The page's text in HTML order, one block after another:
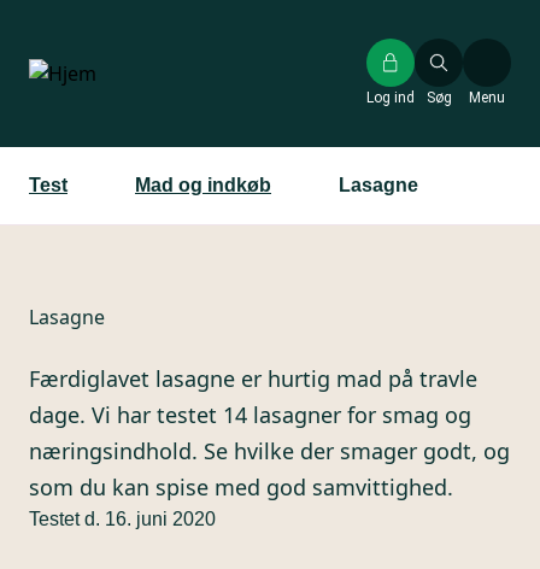
hovedindhold
Søg
Log ind Menu
Test Mad og indkøb Lasagne
Lasagne
Færdiglavet lasagne er hurtig mad på travle
dage. Vi har testet 14 lasagner for smag og
næringsindhold. Se hvilke der smager godt, og
som du kan spise med god samvittighed.
Testet d. 16. juni 2020